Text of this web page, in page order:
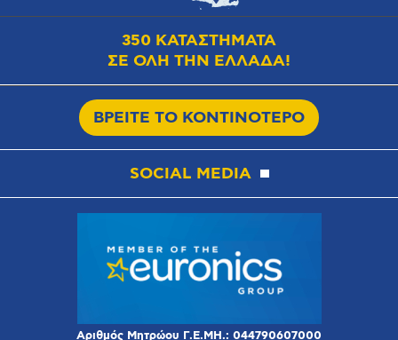
350 ΚΑΤΑΣΤΗΜΑΤΑ
ΣΕ ΟΛΗ ΤΗΝ ΕΛΛΑΔΑ!
ΒΡΕΙΤΕ ΤΟ ΚΟΝΤΙΝΟΤΕΡΟ
SOCIAL MEDIA